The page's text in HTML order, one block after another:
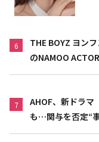
6
THE BOYZ ヨン
のNAMOO
7
AHOF、新ドラマ
も…関与を否定“